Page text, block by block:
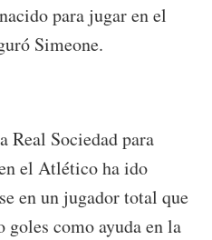
para jugar en el
Simeone.
Real Sociedad para
el Atlético ha ido
en un jugador total que
como ayuda en la